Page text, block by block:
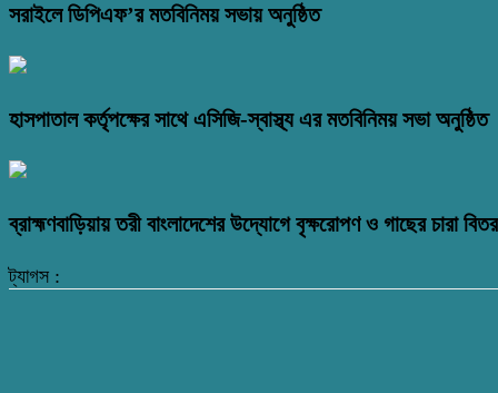
সরাইলে ডিপিএফ’র মতবিনিময় সভায় অনুষ্ঠিত
হাসপাতাল কর্তৃপক্ষের সাথে এসিজি-স্বাস্থ্য এর মতবিনিময় সভা অনুষ্ঠিত
ব্রাহ্মণবাড়িয়ায় তরী বাংলাদেশের উদ্যোগে বৃক্ষরোপণ ও গাছের চারা
ট্যাগস :